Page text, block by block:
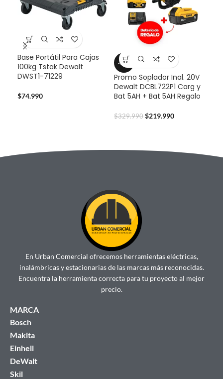
Base Portátil Para Cajas
100kg Tstak Dewalt
DWST1-71229
$74.990
-33%
Promo Soplador Inal. 20V
Dewalt DCBL722P1 Carg y
Bat 5AH + Bat 5AH Regalo
$329.990 $219.990
En Urban Comercial ofrecemos herramientas eléctricas,
inalámbricas y estacionarias de las marcas más reconocidas.
Encuentra la herramienta correcta para tu proyecto al mejor
precio.
MARCA
Bosch
Makita
Einhell
DeWalt
Skil